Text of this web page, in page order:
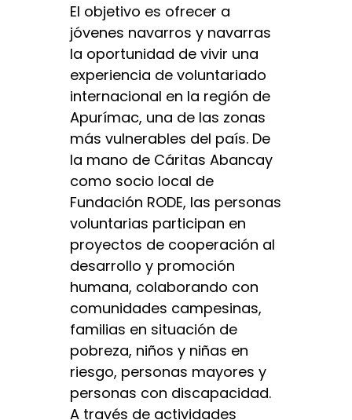
El objetivo es ofrecer a
jóvenes navarros y navarras
la oportunidad de vivir una
experiencia de voluntariado
internacional en la región de
Apurímac, una de las zonas
más vulnerables del país. De
la mano de Cáritas Abancay
como socio local de
Fundación RODE, las personas
voluntarias participan en
proyectos de cooperación al
desarrollo y promoción
humana, colaborando con
comunidades campesinas,
familias en situación de
pobreza, niños y niñas en
riesgo, personas mayores y
personas con discapacidad.
A través de actividades